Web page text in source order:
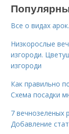
Все о видах
Низкорослые
изгороди.
изгороди
Как правильно
Схема посадки
7 вечнозеленых
Добавление